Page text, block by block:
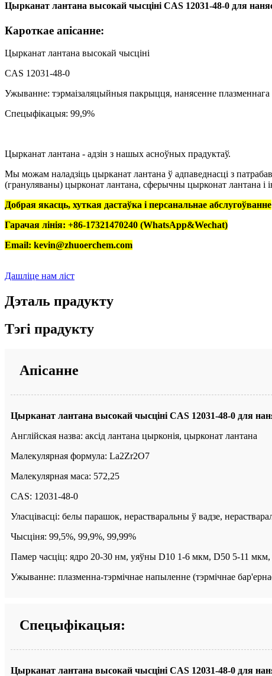
Цырканат лантана высокай чысціні CAS 12031-48-0 для
Кароткае апісанне:
Цырканат лантана высокай чысціні
CAS 12031-48-0
Ужыванне: тэрмаізаляцыйныя пакрыцця, нанясенне
Спецыфікацыя: 99,9%
Цырканат лантана - адзін з нашых асноўных прадуктаў.
Мы можам наладзіць цырканат лантана ў адпаведнасці з
(грануляваны) цырконат лантана, сферычны цырконат лантана і
Добрая якасць, хуткая дастаўка і персанальнае абслугоўванне
Гарачая лінія: +86-17321470240 (WhatsApp&Wechat)
Email: kevin@zhuoerchem.com
Дашліце нам ліст
Дэталь прадукту
Тэгі прадукту
Апісанне
Цырканат лантана высокай чысціні CAS 12031-48-0 для
Англійская назва: аксід лантана цырконія, цырконат лантана
Малекулярная формула: La2Zr2O7
Малекулярная маса: 572,25
CAS: 12031-48-0
Уласцівасці: белы парашок, нерастваральны ў вадзе,
Чысціня: 99,5%, 99,9%, 99,99%
Памер часціц: ядро ​​20-30 нм, уяўны D10 1-6 мкм, D50 5-11
Ужыванне: плазменна-тэрмічнае напыленне (тэрмічнае
Спецыфікацыя:
Цырканат лантана высокай чысціні CAS 12031-48-0 для